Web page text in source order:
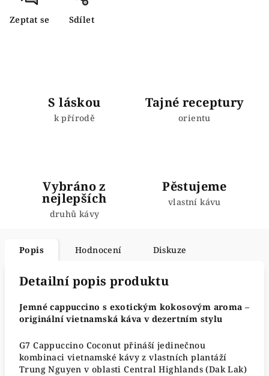
Zeptat se Sdílet
S láskou
k přírodě
Tajné receptury
orientu
Vybráno z
nejlepších
druhů kávy
Pěstujeme
vlastní kávu
Popis Hodnocení Diskuze
Detailní popis produktu
Jemné cappuccino s exotickým kokosovým aroma –
originální vietnamská káva v dezertním stylu
G7 Cappuccino Coconut přináší jedinečnou
kombinaci vietnamské kávy z vlastních plantáží
Trung Nguyen v oblasti Central Highlands (Dak Lak)